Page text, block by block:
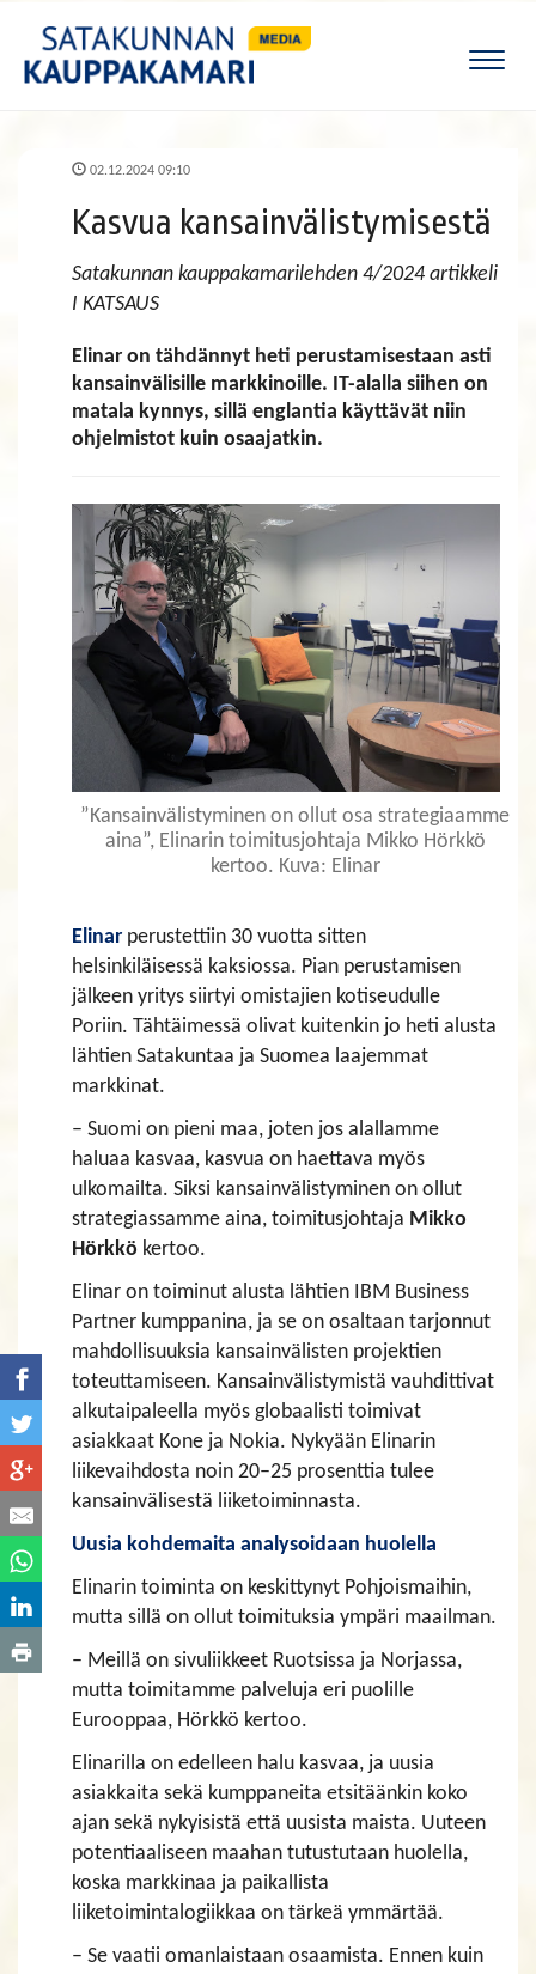
02.12.2024 09:10
Kasvua kansainvälistymisestä
Satakunnan kauppakamarilehden 4/2024 artikkeli
I KATSAUS
Elinar on tähdännyt heti perustamisestaan asti
kansainvälisille markkinoille. IT-alalla siihen on
matala kynnys, sillä englantia käyttävät niin
ohjelmistot kuin osaajatkin.
”Kansainvälistyminen on ollut osa strategiaamme
aina”, Elinarin toimitusjohtaja Mikko Hörkkö
kertoo. Kuva: Elinar
Elinar perustettiin 30 vuotta sitten
helsinkiläisessä kaksiossa. Pian perustamisen
jälkeen yritys siirtyi omistajien kotiseudulle
Poriin. Tähtäimessä olivat kuitenkin jo heti alusta
lähtien Satakuntaa ja Suomea laajemmat
markkinat.
– Suomi on pieni maa, joten jos alallamme
haluaa kasvaa, kasvua on haettava myös
ulkomailta. Siksi kansainvälistyminen on ollut
strategiassamme aina, toimitusjohtaja Mikko
Hörkkö kertoo.
Elinar on toiminut alusta lähtien IBM Business
Partner kumppanina, ja se on osaltaan tarjonnut
mahdollisuuksia kansainvälisten projektien
toteuttamiseen. Kansainvälistymistä vauhdittivat
alkutaipaleella myös globaalisti toimivat
asiakkaat Kone ja Nokia. Nykyään Elinarin
liikevaihdosta noin 20–25 prosenttia tulee
kansainvälisestä liiketoiminnasta.
Uusia kohdemaita analysoidaan huolella
Elinarin toiminta on keskittynyt Pohjoismaihin,
mutta sillä on ollut toimituksia ympäri maailman.
– Meillä on sivuliikkeet Ruotsissa ja Norjassa,
mutta toimitamme palveluja eri puolille
Eurooppaa, Hörkkö kertoo.
Elinarilla on edelleen halu kasvaa, ja uusia
asiakkaita sekä kumppaneita etsitäänkin koko
ajan sekä nykyisistä että uusista maista. Uuteen
potentiaaliseen maahan tutustutaan huolella,
koska markkinaa ja paikallista
liiketoimintalogiikkaa on tärkeä ymmärtää.
– Se vaatii omanlaistaan osaamista. Ennen kuin